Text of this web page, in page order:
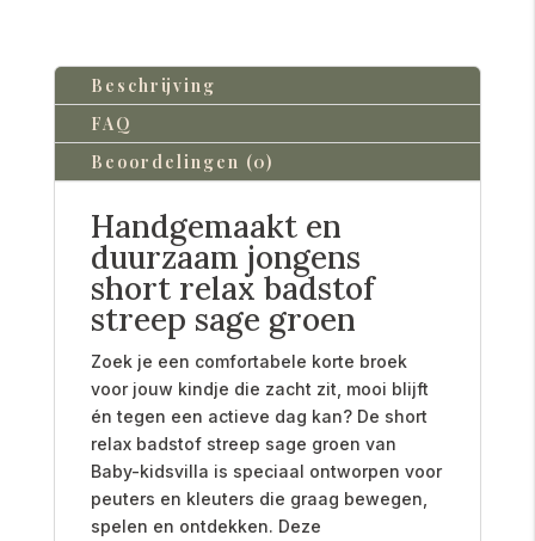
Beschrijving
FAQ
Beoordelingen (0)
Handgemaakt en
duurzaam jongens
short relax badstof
streep sage groen
Zoek je een comfortabele korte broek
voor jouw kindje die zacht zit, mooi blijft
én tegen een actieve dag kan? De short
relax badstof streep sage groen van
Baby-kidsvilla is speciaal ontworpen voor
peuters en kleuters die graag bewegen,
spelen en ontdekken. Deze